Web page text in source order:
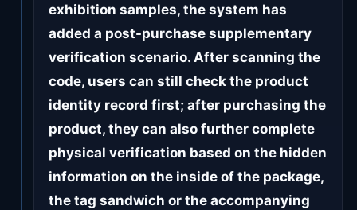
exhibition samples, the system has
added a post-purchase supplementary
verification scenario. After scanning the
code, users can still check the product
identity record first; after purchasing the
product, they can also further complete
physical verification based on the hidden
information on the inside of the package,
the tag sandwich or the accompanying